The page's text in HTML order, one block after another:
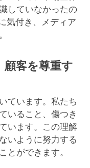
していなかったの
気付き、メディア
顧客を尊重す
ています。私たち
いること、傷つき
います。この理解
いように努力する
とができます。